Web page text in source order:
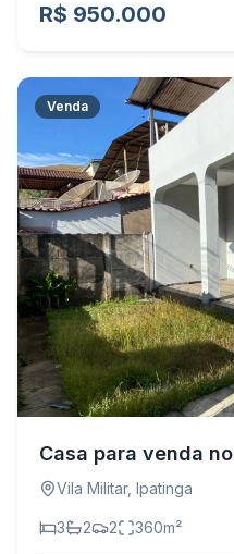
R$ 950.000
Venda
Casa para venda
Vila Militar, Ipatinga
3 2 2 360m²